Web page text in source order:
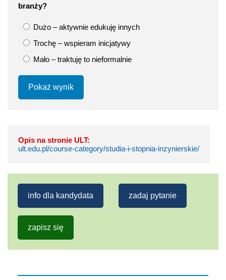
branży?
Dużo – aktywnie edukuję innych
Trochę – wspieram inicjatywy
Mało – traktuję to nieformalnie
Pokaż wynik
Opis na stronie ULT:
ult.edu.pl/course-category/studia-i-stopnia-inzynierskie/
info dla kandydata zadaj pytanie
zapisz się